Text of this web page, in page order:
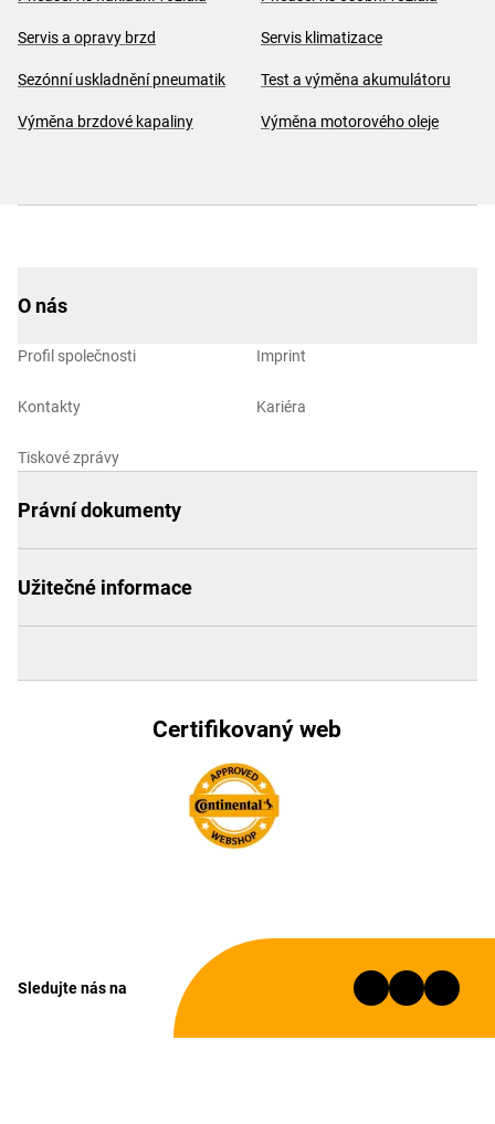
Servis a opravy brzd Servis klimatizace
Sezónní uskladnění pneumatik Test a výměna akumulátoru
Výměna brzdové kapaliny Výměna motorového oleje
O nás
Profil společnosti
Kontakty
Tiskové zprávy
Imprint
Kariéra
Právní dokumenty
Užitečné informace
Certifikovaný web
Sledujte nás na